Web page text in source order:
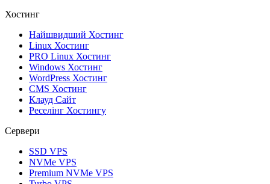
Хостинг
Найшвидший Хостинг
Linux Хостинг
PRO Linux Хостинг
Windows Хостинг
WordPress Хостинг
CMS Хостинг
Клауд Сайт
Реселінг Хостингу
Сервери
SSD VPS
NVMe VPS
Premium NVMe VPS